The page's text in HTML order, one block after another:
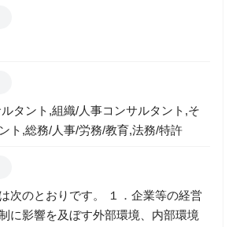
クトの各フェーズにおける業務PMO
タント,組織/人事コンサルタント,そ
ト,総務/人事/労務/教育,法務/特許
次のとおりです。 １．企業等の経営
に影響を及ぼす外部環境、内部環境